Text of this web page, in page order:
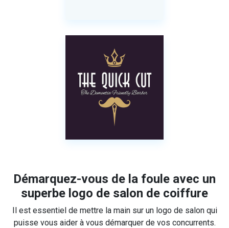
Démarquez-vous de la foule avec un
superbe logo de salon de coiffure
Il est essentiel de mettre la main sur un logo de salon qui
puisse vous aider à vous démarquer de vos concurrents.